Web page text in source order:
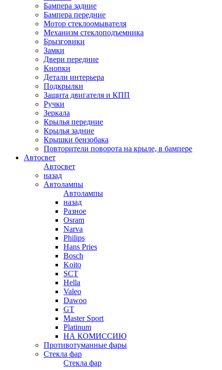
Бампера задние
Бампера передние
Мотор стеклоомывателя
Механизм стеклоподъемника
Брызговики
Замки
Двери передние
Кнопки
Детали интерьера
Подкрылки
Защита двигателя и КПП
Ручки
Зеркала
Крылья передние
Крылья задние
Крышки бензобака
Повторители поворота на крыле, в бампере
Автосвет
Автосвет
назад
Автолампы
Автолампы
назад
Разное
Osram
Narva
Philips
Hans Pries
Bosch
Koito
SCT
Hella
Valeo
Dawoo
GT
Master Sport
Platinum
НА КОМИССИЮ
Противотуманные фары
Стекла фар
Стекла фар